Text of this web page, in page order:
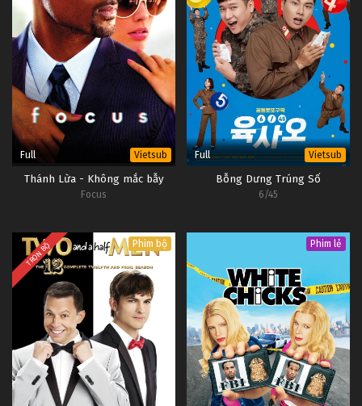
Full Vietsub
Thánh Lừa - Không mắc bẫy
Focus
Full Vietsub
Bỗng Dưng Trúng Số
6/45
TRỌN BỘ Phim bộ Phim lẻ